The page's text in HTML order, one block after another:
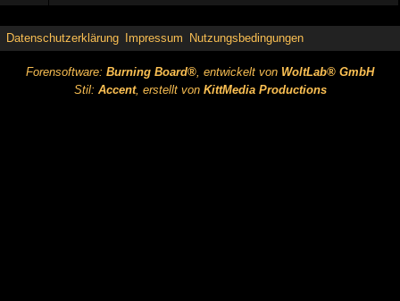
Datenschutzerklärung Impressum Nutzungsbedingungen
Forensoftware: Burning Board®, entwickelt von WoltLab® GmbH
Stil: Accent, erstellt von KittMedia Productions